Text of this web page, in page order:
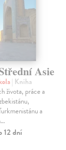
Asie
| Kniha
života, práce a
a
12 dní